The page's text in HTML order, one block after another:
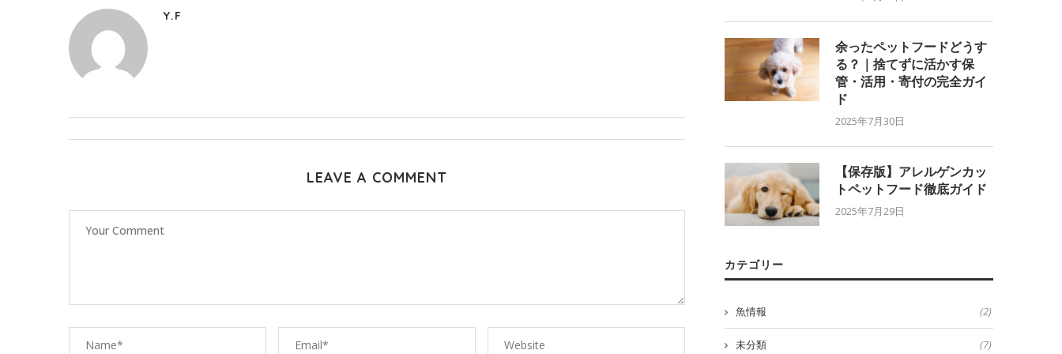
Y.F
LEAVE A COMMENT
余ったペットフードどうす
る？｜捨てずに活かす保
管・活用・寄付の完全ガイ
ド
2025年7月30日
【保存版】アレルゲンカッ
トペットフード徹底ガイド
2025年7月29日
カテゴリー
魚情報 (2)
未分類 (7)